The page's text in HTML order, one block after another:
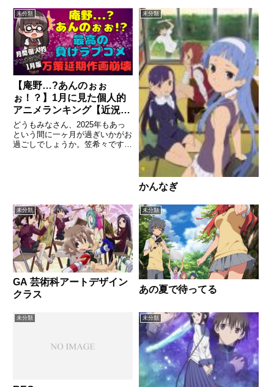
未分類
【庵野…?あんのぉぉ
ぉ！？】1月に見た個人的
アニメランキング【近況報
告vol16】
どうもみなさん、2025年もあっ
という間に一ヶ月が過ぎいかがお
過ごしでしょうか。笠希々です。
未分類
かんなぎ
未分類
GA 芸術科アートデザイン
クラス
未分類
あの夏で待ってる
未分類 未分類